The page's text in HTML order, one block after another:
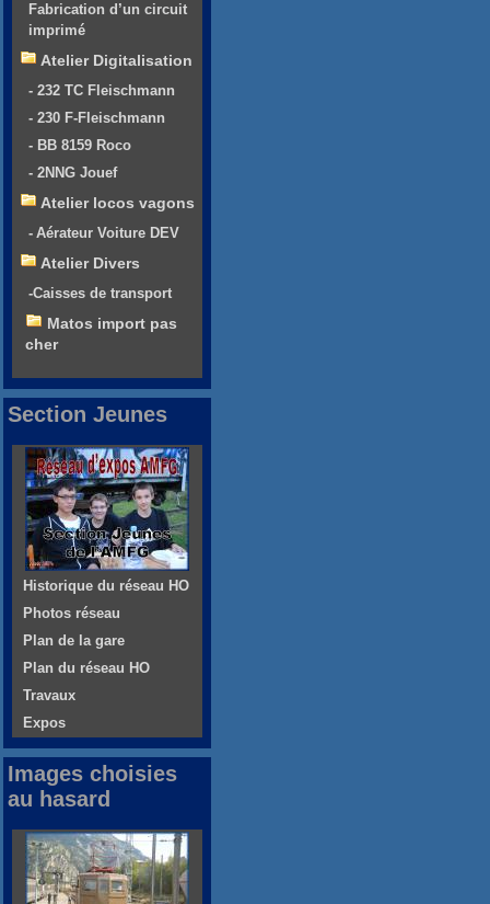
Fabrication d’un circuit
imprimé
Atelier Digitalisation
- 232 TC Fleischmann
- 230 F-Fleischmann
- BB 8159 Roco
- 2NNG Jouef
Atelier locos vagons
- Aérateur Voiture DEV
Atelier Divers
-Caisses de transport
Matos import pas
cher
Section Jeunes
Historique du réseau HO
Photos réseau
Plan de la gare
Plan du réseau HO
Travaux
Expos
Images choisies
au hasard